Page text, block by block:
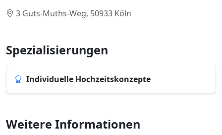
3 Guts-Muths-Weg, 50933 Köln
Spezialisierungen
Individuelle Hochzeitskonzepte
Weitere Informationen